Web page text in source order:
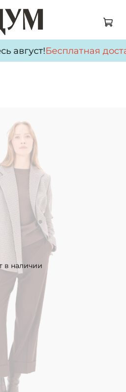
август!Бесплатная
в наличии